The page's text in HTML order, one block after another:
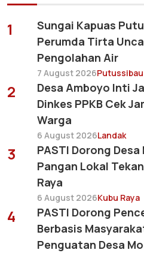
1
Sungai Kapuas
Perumda Tirta
Pengolahan Air
7 August 2026Putussibau
2
Desa Amboyo Inti
Dinkes PPKB Cek
Warga
6 August 2026Landak
3
PASTI Dorong
Pangan Lokal
Raya
6 August 2026Kubu Raya
4
PASTI Dorong
Berbasis
Penguatan Desa